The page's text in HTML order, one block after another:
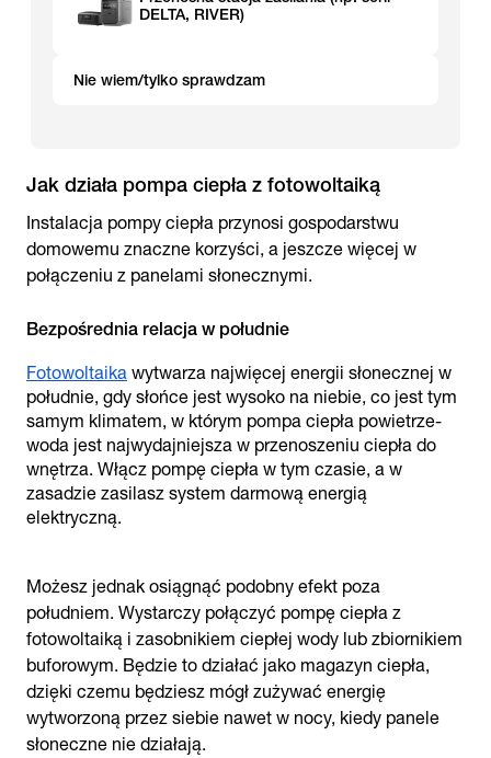
DELTA, RIVER)
Nie wiem/tylko sprawdzam
Jak działa pompa ciepła z fotowoltaiką
Instalacja pompy ciepła przynosi gospodarstwu
domowemu znaczne korzyści, a jeszcze więcej w
połączeniu z panelami słonecznymi.
Bezpośrednia relacja w południe
Fotowoltaika wytwarza najwięcej energii słonecznej w
południe, gdy słońce jest wysoko na niebie, co jest tym
samym klimatem, w którym pompa ciepła powietrze-
woda jest najwydajniejsza w przenoszeniu ciepła do
wnętrza. Włącz pompę ciepła w tym czasie, a w
zasadzie zasilasz system darmową energią
elektryczną.
Możesz jednak osiągnąć podobny efekt poza
południem. Wystarczy połączyć pompę ciepła z
fotowoltaiką i zasobnikiem ciepłej wody lub zbiornikiem
buforowym. Będzie to działać jako magazyn ciepła,
dzięki czemu będziesz mógł zużywać energię
wytworzoną przez siebie nawet w nocy, kiedy panele
słoneczne nie działają.